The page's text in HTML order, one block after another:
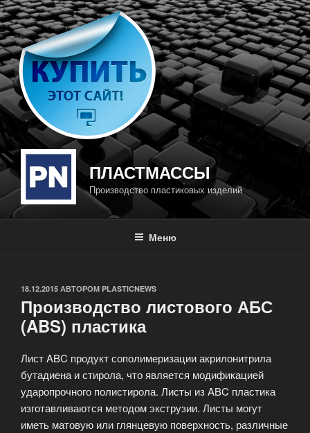
Перейти
к
содержимому
ПЛАСТМАССЫ
Производство пластиковых изделий
Меню
ОПУБЛИКОВАНО
18.12.2015 АВТОРОМ PLASTICNEWS
Производство листового АБС
(ABS) пластика
Лист ABC продукт сополимеризации акрилонитрила
бутадиена и стирола, что является модификацией
ударопрочного полистирола. Листы из ABC пластика
изготавливаются методом экструзии. Листы могут
иметь матовую или глянцевую поверхность, различные